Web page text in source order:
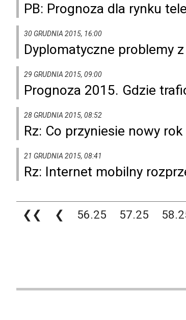
PB: Prognoza dla rynku
30 GRUDNIA 2015, 16:00
Dyplomatyczne problemy
29 GRUDNIA 2015, 09:00
Prognoza 2015. Gdzie
28 GRUDNIA 2015, 08:52
Rz: Co przyniesie nowy
21 GRUDNIA 2015, 08:41
Rz: Internet mobilny
❮❮ ❮ 56.25 57.25